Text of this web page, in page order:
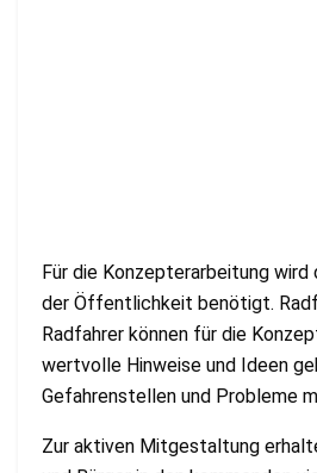
Für die Konzepterarbeitung
der Öffentlichkeit benötigt.
Radfahrer können für die
wertvolle Hinweise und Ideen
Gefahrenstellen und Probleme
Zur aktiven Mitgestaltung